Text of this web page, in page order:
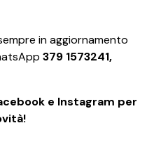
in aggiornamento
379 1573241,
e Instagram per